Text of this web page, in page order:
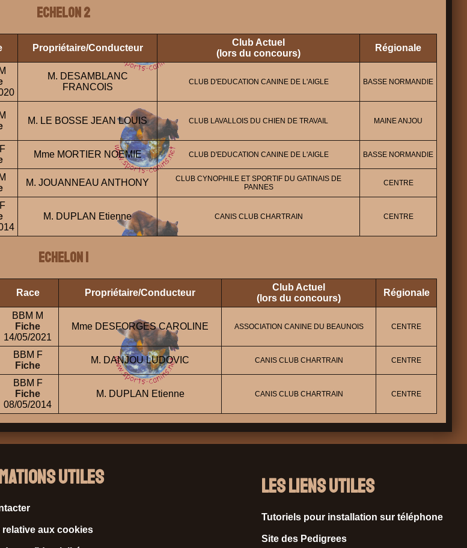
ECHELON 2
Propriétaire/Conducteur
Club Actuel
(lors du concours)
Régionale
M. DESAMBLANC
FRANCOIS
CLUB D'EDUCATION CANINE DE L'AIGLE BASSE NORMANDIE
M. LE BOSSE JEAN LOUIS CLUB LAVALLOIS DU CHIEN DE TRAVAIL MAINE ANJOU
Mme MORTIER NOEMIE CLUB D'EDUCATION CANINE DE L'AIGLE BASSE NORMANDIE
M. JOUANNEAU ANTHONY
CLUB CYNOPHILE ET SPORTIF DU GATINAIS DE
PANNES
CENTRE
M. DUPLAN Etienne CANIS CLUB CHARTRAIN CENTRE
ECHELON 1
Race Propriétaire/Conducteur
Club Actuel
(lors du concours)
Régionale
BBM M
Fiche
14/05/2021
Mme DESFORGES CAROLINE ASSOCIATION CANINE DU BEAUNOIS CENTRE
BBM F
Fiche
M. DANJOU LUDOVIC CANIS CLUB CHARTRAIN CENTRE
BBM F
Fiche
08/05/2014
M. DUPLAN Etienne CANIS CLUB CHARTRAIN CENTRE
Utiles
relative aux cookies
Les liens utiles
Tutoriels pour installation sur téléphone
Site des Pedigrees